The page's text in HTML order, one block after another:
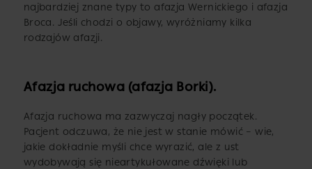
najbardziej znane typy to afazja Wernickiego i afazja
Broca. Jeśli chodzi o objawy, wyróżniamy kilka
rodzajów afazji.
Afazja ruchowa (afazja Borki).
Afazja ruchowa ma zazwyczaj nagły początek.
Pacjent odczuwa, że nie jest w stanie mówić – wie,
jakie dokładnie myśli chce wyrazić, ale z ust
wydobywają się nieartykułowane dźwięki lub